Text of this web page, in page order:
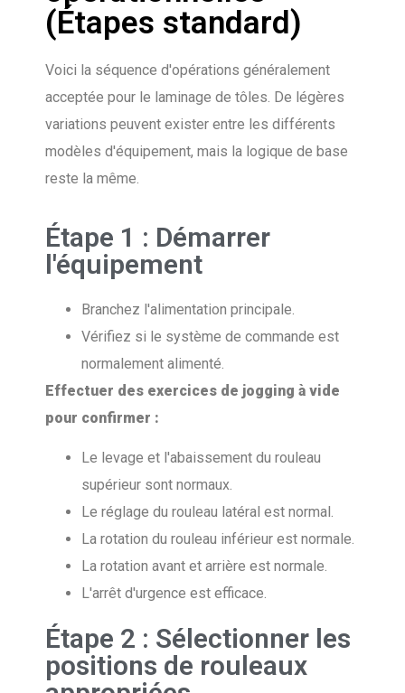
(Étapes standard)
Voici la séquence d'opérations généralement
acceptée pour le laminage de tôles. De légères
variations peuvent exister entre les différents
modèles d'équipement, mais la logique de base
reste la même.
Étape 1 : Démarrer
l'équipement
Branchez l'alimentation principale.
Vérifiez si le système de commande est
normalement alimenté.
Effectuer des exercices de jogging à vide
pour confirmer :
Le levage et l'abaissement du rouleau
supérieur sont normaux.
Le réglage du rouleau latéral est normal.
La rotation du rouleau inférieur est normale.
La rotation avant et arrière est normale.
L'arrêt d'urgence est efficace.
Étape 2 : Sélectionner les
positions de rouleaux